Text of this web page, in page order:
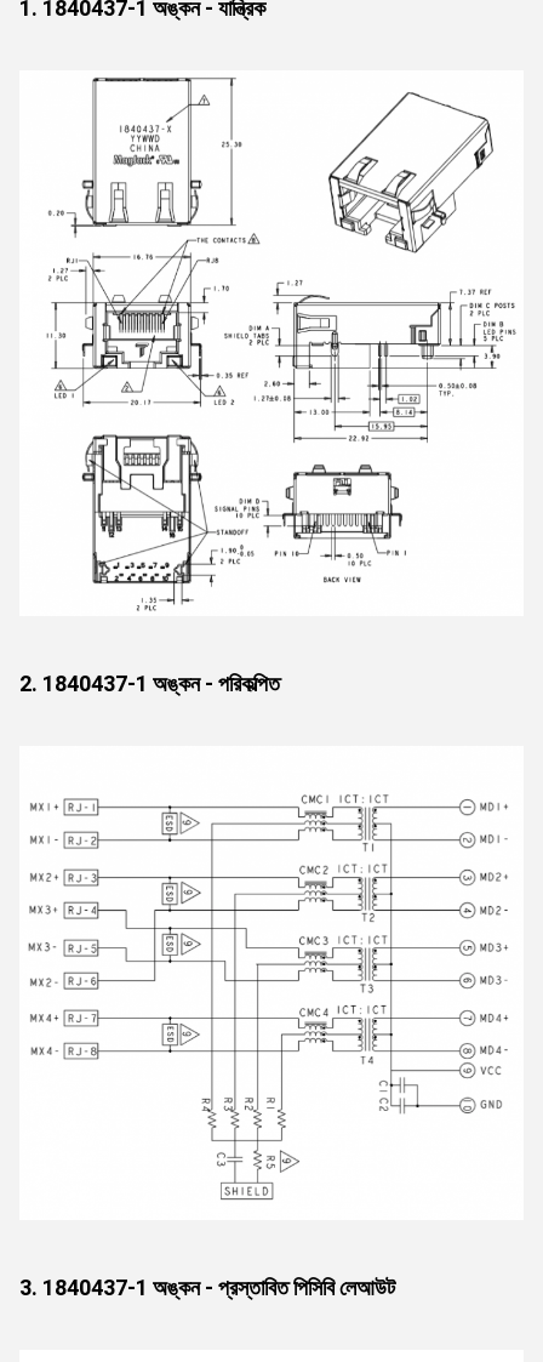
1. 1840437-1 অঙ্কন - যান্ত্রিক
2. 1840437-1 অঙ্কন - পরিকল্পিত
3. 1840437-1 অঙ্কন - প্রস্তাবিত পিসিবি লেআউট